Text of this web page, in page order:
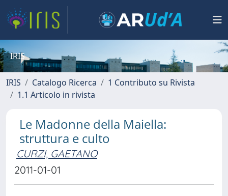
IRIS
IRIS Catalogo Ricerca
1 Contributo su Rivista
1.1 Articolo in rivista
Le Madonne della Maiella:
struttura e culto
CURZI, GAETANO
2011-01-01